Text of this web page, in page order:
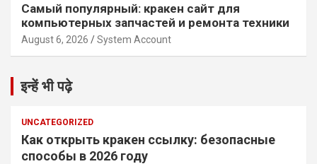
Самый популярный: кракен сайт для
компьютерных запчастей и ремонта техники
August 6, 2026 System Account
इन्हें भी पढ़े
UNCATEGORIZED
Как открыть кракен ссылку: безопасные
способы в 2026 году